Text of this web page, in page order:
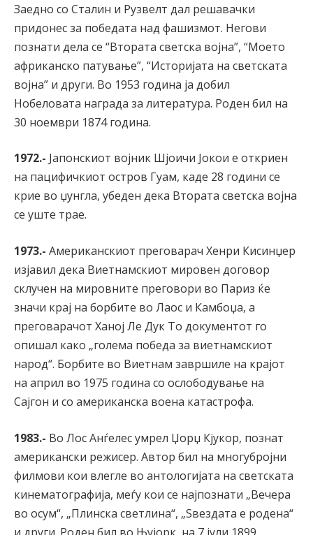
Заедно со Сталин и Рузвелт дал решавачки
придонес за победата над фашизмот. Негови
познати дела се “Втората светска војна”, “Моето
африканско патување”, “Историјата на светската
војна” и други. Во 1953 година ја добил
Нобеловата награда за литература. Роден бил на
30 ноември 1874 година.
1972.- Јапонскиот војник Шјоичи Јокои е откриен
на пацифичкиот остров Гуам, каде 28 години се
крие во џунгла, убеден дека Втората светска војна
се уште трае.
1973.- Американскиот преговарач Хенри Кисинџер
изјавил дека Виетнамскиот мировен договор
склучен на мировните преговори во Париз ќе
значи крај на борбите во Лаос и Камбоџа, а
преговарачот Ханој Ле Дук То документот го
опишал како „голема победа за виетнамскиот
народ“. Борбите во Виетнам завршиле на крајот
на април во 1975 година со ослободување на
Сајгон и со американска воена катастрофа.
1983.- Во Лос Анѓелес умрел Џорџ Кјукор, познат
американски режисер. Автор бил на многубројни
филмови кои влегле во антологијата на светската
кинематографија, меѓу кои се најпознати „Вечера
во осум“, „Плинска светлина“, „Ѕвездата е родена“